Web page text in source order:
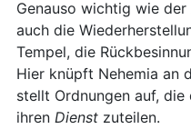
Genauso wichtig wie der
auch die
Tempel, die
Hier knüpft Nehemia an
stellt Ordnungen auf, die
ihren Dienst zuteilen.